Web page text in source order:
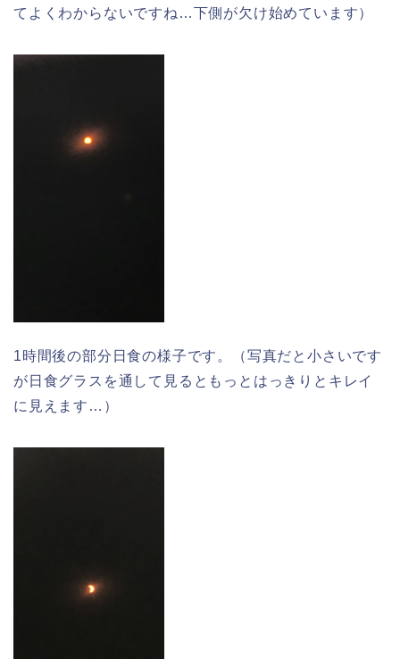
てよくわからないですね…下側が欠け始めています）
1時間後の部分日食の様子です。（写真だと小さいです
が日食グラスを通して見るともっとはっきりとキレイ
に見えます…）